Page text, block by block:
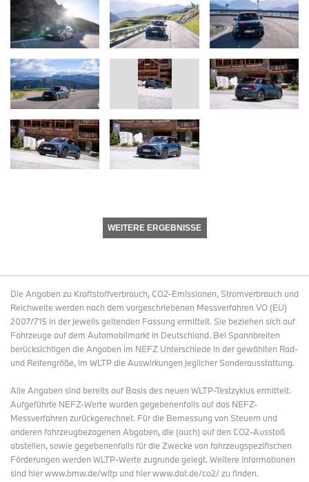
WEITERE ERGEBNISSE
Die Angaben zu Kraftstoffverbrauch, CO2-Emissionen, Stromverbrauch und
Reichweite werden nach dem vorgeschriebenen Messverfahren VO (EU)
2007/715 in der jeweils geltenden Fassung ermittelt. Sie beziehen sich auf
Fahrzeuge auf dem Automobilmarkt in Deutschland. Bei Spannbreiten
berücksichtigen die Angaben im NEFZ Unterschiede in der gewählten Rad-
und Reifengröße, im WLTP die Auswirkungen jeglicher Sonderausstattung.
Alle Angaben sind bereits auf Basis des neuen WLTP-Testzyklus ermittelt.
Aufgeführte NEFZ-Werte wurden gegebenenfalls auf das NEFZ-
Messverfahren zurückgerechnet. Für die Bemessung von Steuern und
anderen fahrzeugbezogenen Abgaben, die (auch) auf den CO2-Ausstoß
abstellen, sowie gegebenenfalls für die Zwecke von fahrzeugspezifischen
Förderungen werden WLTP-Werte zugrunde gelegt. Weitere Informationen
sind hier www.bmw.de/wltp und hier www.dat.de/co2/ zu finden.